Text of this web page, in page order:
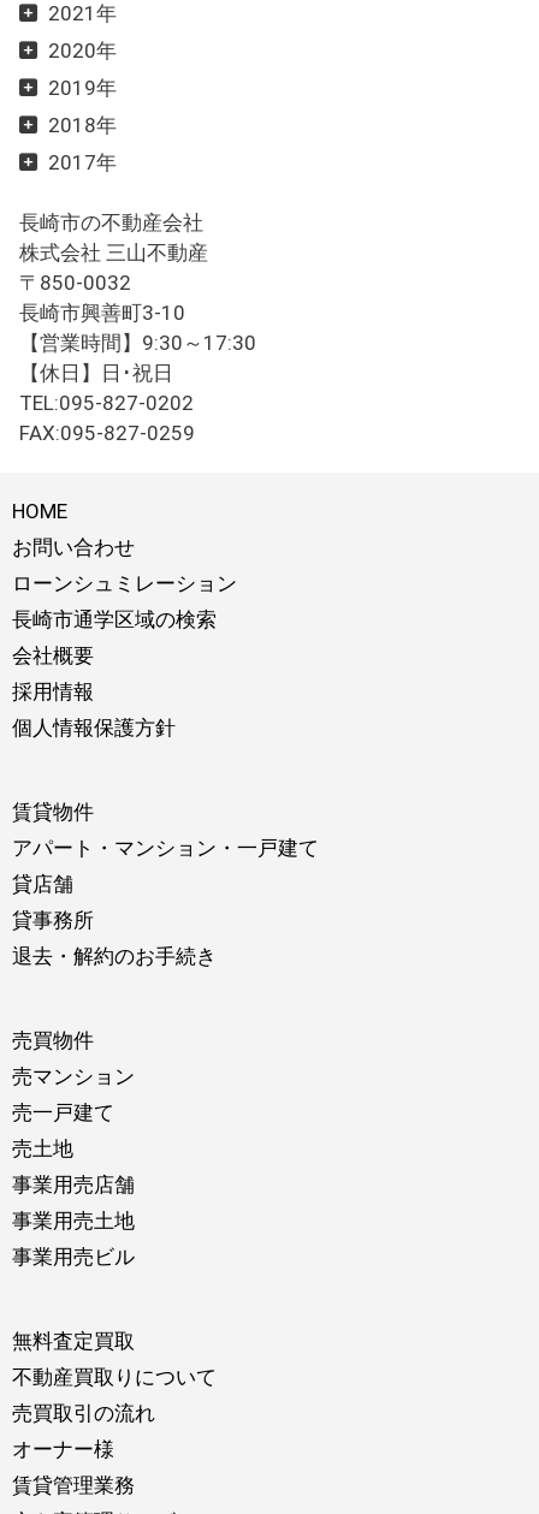
2021年
2020年
2019年
2018年
2017年
長崎市の不動産会社
株式会社 三山不動産
〒850-0032
長崎市興善町3-10
【営業時間】9:30～17:30
【休日】日･祝日
TEL:095-827-0202
FAX:095-827-0259
HOME
お問い合わせ
ローンシュミレーション
長崎市通学区域の検索
会社概要
採用情報
個人情報保護方針
賃貸物件
アパート・マンション・一戸建て
貸店舗
貸事務所
退去・解約のお手続き
売買物件
売マンション
売一戸建て
売土地
事業用売店舗
事業用売土地
事業用売ビル
無料査定買取
不動産買取りについて
売買取引の流れ
オーナー様
賃貸管理業務